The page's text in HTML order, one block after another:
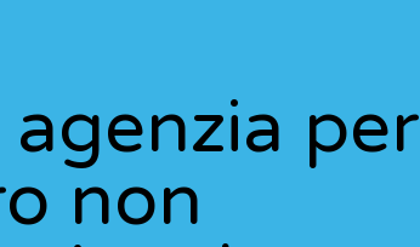
per
non